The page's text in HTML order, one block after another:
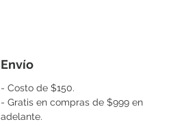
Envío
- Costo de $150.
- Gratis en compras de $999 en
adelante.